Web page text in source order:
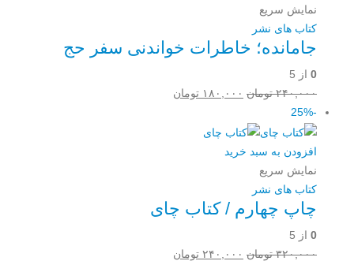
نمایش سریع
کتاب های نشر
جامانده؛ خاطرات خواندنی سفر حج
0 از 5
۲۴۰,۰۰۰ تومان قیمت
بود.
۱۸۰,۰۰۰ تومان
-25%
افزودن به سبد خرید
نمایش سریع
کتاب های نشر
چاپ چهارم / کتاب چای
0 از 5
۳۲۰,۰۰۰ تومان قیمت
۲۴۰,۰۰۰ تومان